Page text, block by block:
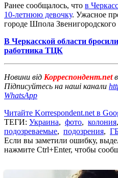
Ранее сообщалось, что в
10-летнюю девочку. Ужасное
городе Шпола Звенигородского
В Черкасской области
работника ТЦК
Новини від Корреспондент.net
Підписуйтесь на наші канали
WhatsApp
Читайте Korrespondent.net в
ТЕГИ: Украина, фото, колония,
подозреваемые, подозрения,
Если вы заметили ошибку,
нажмите Ctrl+Enter, чтобы